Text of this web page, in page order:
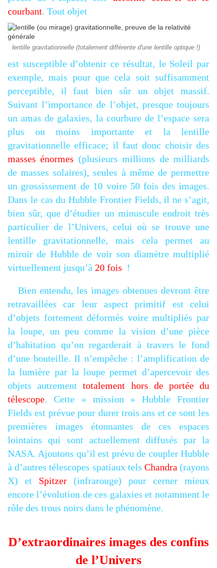
courbant. Tout objet
lentille gravitationnelle (totalement différente d'une lentille optique !)
est susceptible d’obtenir ce résultat, le Soleil par
exemple, mais pour que cela soit suffisamment
perceptible, il faut bien sûr un objet massif.
Suivant l’importance de l’objet, presque toujours
un amas de galaxies, la courbure de l’espace sera
plus ou moins importante et la lentille
gravitationnelle efficace; il faut donc choisir des
masses énormes (plusieurs millions de milliards
de masses solaires), seules à même de permettre
un grossissement de 10 voire 50 fois des images.
Dans le cas du Hubble Frontier Fields, il ne s’agit,
bien sûr, que d’étudier un minuscule endroit très
particulier de l’Univers, celui où se trouve une
lentille gravitationnelle, mais cela permet au
miroir de Hubble de voir son diamètre multiplié
virtuellement jusqu’à 20 fois !
Bien entendu, les images obtenues devront être
retravaillées car leur aspect primitif est celui
d’objets fortement déformés voire multipliés par
la loupe, un peu comme la vision d’une pièce
d’habitation qu’on regarderait à travers le fond
d’une bouteille. Il n’empêche : l’amplification de
la lumière par la loupe permet d’apercevoir des
objets autrementtotalement hors de portée du
télescope. Cette « mission » Hubble Frontier
Fields est prévue pour durer trois ans et ce sont les
premières images étonnantes de ces espaces
lointains qui sont actuellement diffusés par la
NASA. Ajoutons qu’il est prévu de coupler Hubble
à d’autres télescopes spatiaux tels Chandra (rayons
X) et Spitzer (infrarouge) pour cerner mieux
encore l’évolution de ces galaxies et notamment le
rôle des trous noirs dans le phénomène.
D’extraordinaires images des confins
de l’Univers